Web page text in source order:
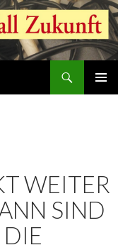
WEITER
SIND